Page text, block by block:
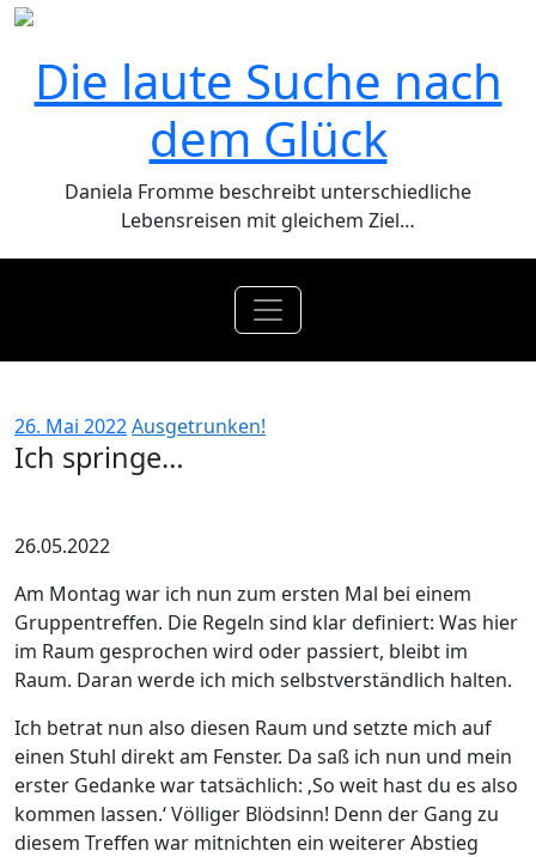
Zum
springenDie laute Suche nach
dem Glück
Daniela Fromme beschreibt unterschiedliche
Lebensreisen mit gleichem Ziel…
26. Mai 2022Ausgetrunken!
Ich springe…
26.05.2022
Am Montag war ich nun zum ersten Mal bei einem
Gruppentreffen. Die Regeln sind klar definiert: Was hier
im Raum gesprochen wird oder passiert, bleibt im
Raum. Daran werde ich mich selbstverständlich halten.
Ich betrat nun also diesen Raum und setzte mich auf
einen Stuhl direkt am Fenster. Da saß ich nun und mein
erster Gedanke war tatsächlich: ‚So weit hast du es also
kommen lassen.‘ Völliger Blödsinn! Denn der Gang zu
diesem Treffen war mitnichten ein weiterer Abstieg